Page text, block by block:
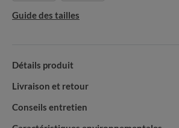
Guide des tailles
Détails produit
Livraison et retour
Conseils entretien